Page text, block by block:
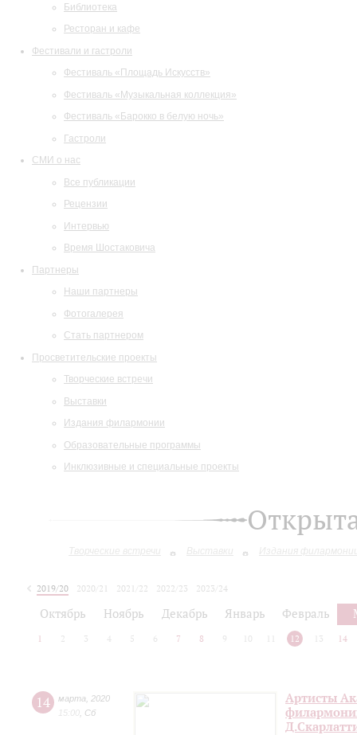
Библиотека
Ресторан и кафе
Фестивали и гастроли
Фестиваль «Площадь Искусств»
Фестиваль «Музыкальная коллекция»
Фестиваль «Барокко в белую ночь»
Гастроли
СМИ о нас
Все публикации
Рецензии
Интервью
Время Шостаковича
Партнеры
Наши партнеры
Фотогалерея
Стать партнером
Просветительские проекты
Творческие встречи
Выставки
Издания филармонии
Образовательные программы
Инклюзивные и специальные проекты
Творческие встречи Выставки Издания
2019/20 2020/21 2021/22 2022/23
2023/24
Октябрь Ноябрь Декабрь Январь Февраль
1 2 3 4 5 6 7 8 9 10 12 13 14
14 марта
2020
15:00 Сб
Артисты